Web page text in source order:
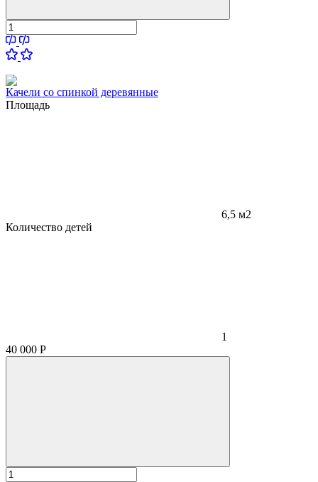
Качели со спинкой деревянные
Площадь
6,5 м2
Количество детей
1
40 000 Р